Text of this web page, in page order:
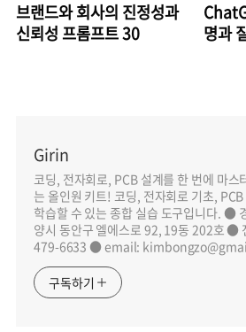
브랜드와 회사의 진정성과
신뢰성 프롬프트 30
명과
Girin
코딩, 전자회로, PCB 설계를 한 번에 마스
는 올인원 키트! 코딩, 전자회로 기초,
학습할 수 있는 종합 실습 도구입니다. ●
양시 동안구 엘에스로 92, 19동 202호 ●
479-6633 ● email:
구독하기